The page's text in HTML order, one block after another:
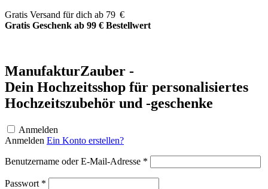
Zum
Inhalt
Gratis Versand für dich ab 79 €
Gratis Geschenk ab 99 € Bestellwert
ManufakturZauber -
Dein Hochzeitsshop für personalisiertes
Hochzeitszubehör und -geschenke
Anmelden
Anmelden Ein Konto erstellen?
Benutzername oder E-Mail-Adresse *
Passwort *